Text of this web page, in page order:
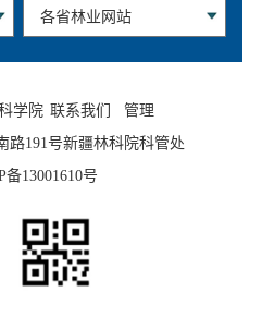
学院 联系我们
管理
路191号新疆林科院科管处
备13001610号